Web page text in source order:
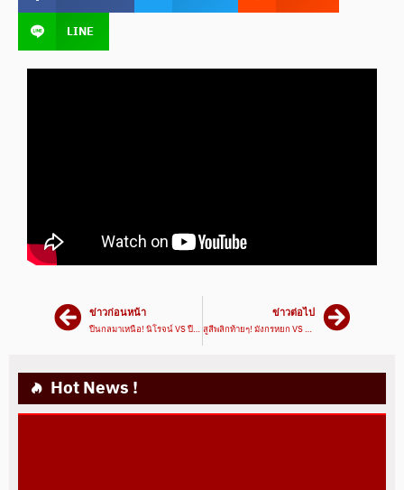
LINE
ข่าวก่อนหน้า
ปืนกลมาเหนือ! นิโรจน์ VS ปืนกล | ศึกเพชรยินดี 8 มิ.ย. 66
ข่าวต่อไป
สูสีพลิกท้ายๆ! มังกรหยก VS พิชัย | ศึกเพชรยินดี 8 มิ.ย. 66
Hot News !